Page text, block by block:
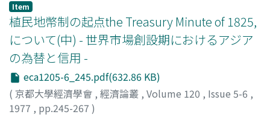
Item
植民地幣制の起点the Treasury Minute of 1825,
について(中) - 世界市場創設期におけるアジア
の為替と信用 -
eca1205-6_245.pdf(632.86 KB)
( 京都大學經濟學會 , 經濟論叢 , Volume 120 , Issue 5-6 ,
1977 , pp.245-267 )